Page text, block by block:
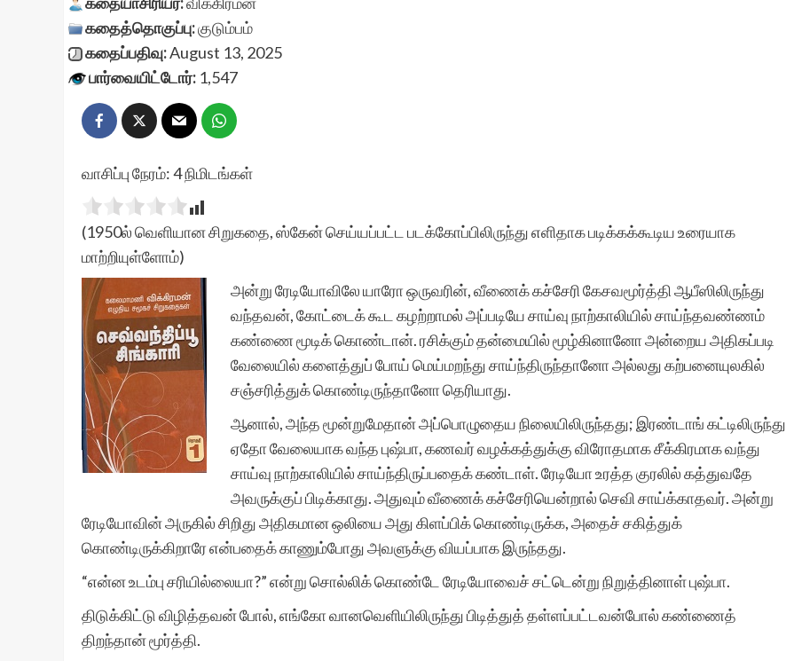
கதைத்தொகுப்பு:குடும்பம்
கதைப்பதிவு:August 13, 2025
பார்வையிட்டோர்: 1,547
வாசிப்பு நேரம்:4நிமிடங்கள்
(1950ல் வெளியான சிறுகதை, ஸ்கேன் செய்யப்பட்ட படக்கோப்பிலிருந்து எளிதாக படிக்கக்கூடிய உரையாக
மாற்றியுள்ளோம்)
அன்று ரேடியோவிலே யாரோ ஒருவரின், வீணைக் கச்சேரி கேசவமூர்த்தி ஆபீஸிலிருந்து
வந்தவன், கோட்டைக் கூட கழற்றாமல் அப்படியே சாய்வு நாற்காலியில் சாய்ந்தவண்ணம்
கண்ணை மூடிக் கொண்டான். ரசிக்கும் தன்மையில் மூழ்கினானோ அன்றைய அதிகப்படி
வேலையில் களைத்துப் போய் மெய்மறந்து சாய்ந்திருந்தானோ அல்லது கற்பனையுலகில்
சஞ்சரித்துக் கொண்டிருந்தானோ தெரியாது.
ஆனால், அந்த மூன்றுமேதான் அப்பொழுதைய நிலையிலிருந்தது; இரண்டாங் கட்டிலிருந்து
ஏதோ வேலையாக வந்த புஷ்பா, கணவர் வழக்கத்துக்கு விரோதமாக சீக்கிரமாக வந்து
சாய்வு நாற்காலியில் சாய்ந்திருப்பதைக் கண்டாள். ரேடியோ உரத்த குரலில் கத்துவதே
அவருக்குப் பிடிக்காது. அதுவும் வீணைக் கச்சேரியென்றால் செவி சாய்க்காதவர். அன்று
ரேடியோவின் அருகில் சிறிது அதிகமான ஒலியை அது கிளப்பிக் கொண்டிருக்க, அதைச் சகித்துக்
கொண்டிருக்கிறாரே என்பதைக் காணும்போது அவளுக்கு வியப்பாக இருந்தது.
“என்ன உடம்பு சரியில்லையா?” என்று சொல்லிக் கொண்டே ரேடியோவைச் சட்டென்று நிறுத்தினாள் புஷ்பா.
திடுக்கிட்டு விழித்தவன் போல், எங்கோ வானவெளியிலிருந்து பிடித்துத் தள்ளப்பட்டவன்போல் கண்ணைத்
திறந்தான் மூர்த்தி.